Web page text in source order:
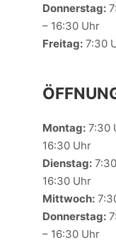
Donnerstag:
– 16:30 Uhr
Freitag: 7:30
Montag: 7:30
16:30 Uhr
Dienstag:
16:30 Uhr
Mittwoch:
Donnerstag:
– 16:30 Uhr